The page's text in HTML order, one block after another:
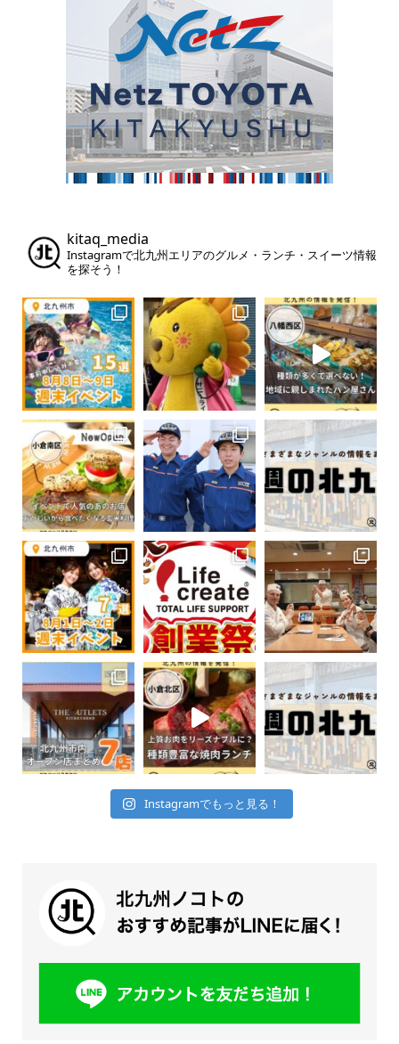
kitaq_media
Instagramで北九州エリアのグルメ・ランチ・スイーツ情報
を探そう！
Instagramでもっと見る！